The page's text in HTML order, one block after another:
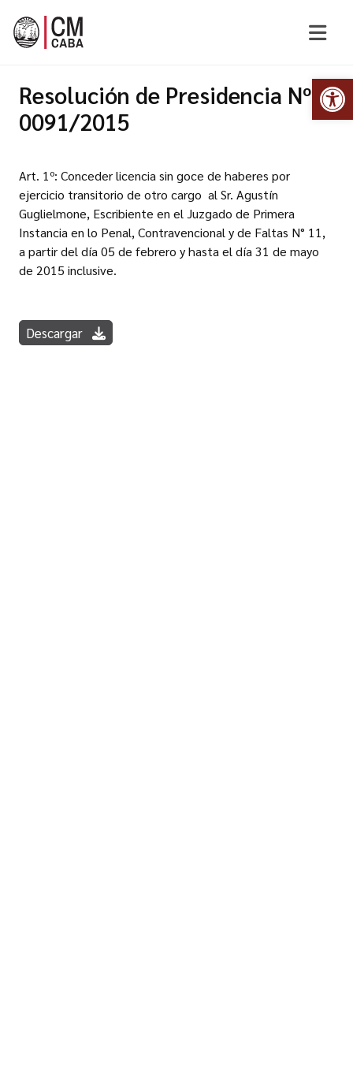
Resolución de Presidencia Nº
0091/2015
Art. 1º: Conceder licencia sin goce de haberes por
ejercicio transitorio de otro cargo al Sr. Agustín
Guglielmone, Escribiente en el Juzgado de Primera
Instancia en lo Penal, Contravencional y de Faltas N° 11,
a partir del día 05 de febrero y hasta el día 31 de mayo
de 2015 inclusive.
Descargar